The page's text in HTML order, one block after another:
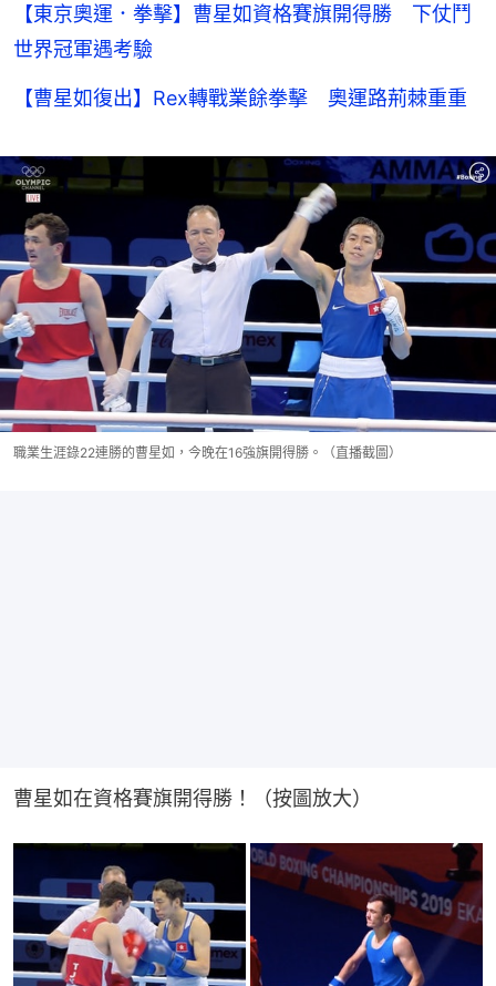
【東京奧運．拳擊】曹星如資格賽旗開得勝 下仗鬥
世界冠軍遇考驗
【曹星如復出】Rex轉戰業餘拳擊 奧運路荊棘重重
職業生涯錄22連勝的曹星如，今晚在16強旗開得勝。（直播截圖）
曹星如在資格賽旗開得勝！（按圖放大）